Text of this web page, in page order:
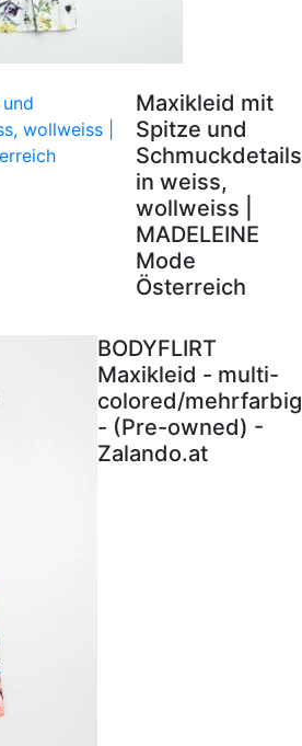
Maxikleid mit
Spitze und
Schmuckdetails
in weiss,
wollweiss |
MADELEINE
Mode
Österreich
BODYFLIRT
Maxikleid - multi-
colored/mehrfarbig
- (Pre-owned) -
Zalando.at